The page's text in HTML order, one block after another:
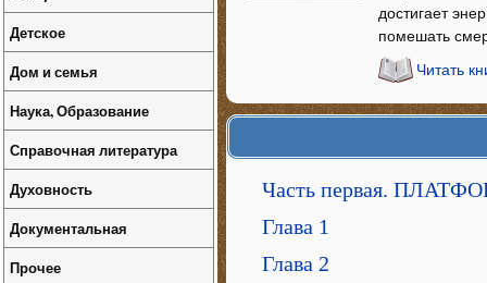
достигает
помешать
Читать
Часть первая.
Глава 1
Глава 2
Детское
Дом и семья
Наука, Образование
Справочная литература
Духовность
Документальная
Прочее